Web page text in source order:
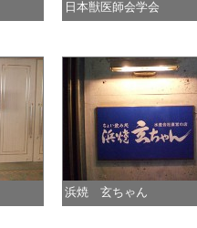
日本獣医師会学会
浜焼 玄ちゃん